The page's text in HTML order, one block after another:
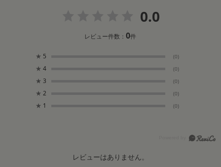
0.0
レビュー件数：0件
★ 5 (0)
★ 4 (0)
★ 3 (0)
★ 2 (0)
★ 1 (0)
レビューはありません。